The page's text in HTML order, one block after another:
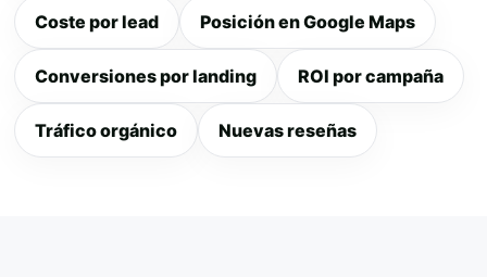
Coste por lead Posición en Google Maps
Conversiones por landing ROI por campaña
Tráfico orgánico Nuevas reseñas